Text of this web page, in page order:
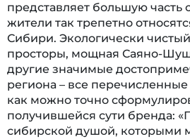
представляет большую часть
жители так трепетно
Сибири. Экологически
просторы, мощная Саяно-
другие значимые
региона – все
как можно точно
получившейся сути бренда:
сибирской душой, которыми